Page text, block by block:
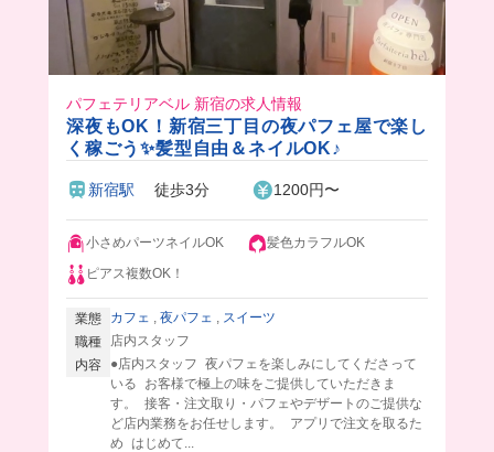
パフェテリアベル 新宿の求人情報
深夜もOK！新宿三丁目の夜パフェ屋で楽し
く稼ごう✨髪型自由＆ネイルOK♪
新宿駅 徒歩3分 1200円〜
小さめパーツネイルOK
髪色カラフルOK
ピアス複数OK！
業態 カフェ 夜パフェ
スイーツ
職種
店内スタッフ
内容
●店内スタッフ 夜パフェを楽しみにしてくださって
いる お客様で極上の味をご提供していただきま
す。 接客・注文取り・パフェやデザートのご提供な
ど店内業務をお任せします。 アプリで注文を取るた
め はじめて...